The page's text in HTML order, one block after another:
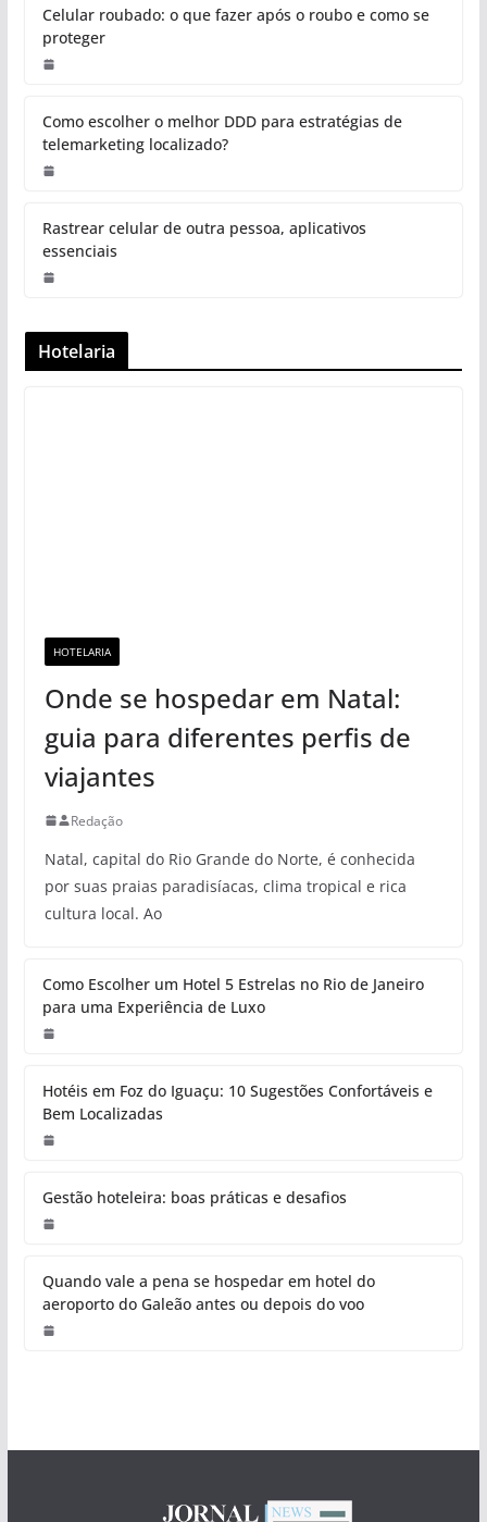
Celular roubado: o que fazer após o roubo e como se
proteger
Como escolher o melhor DDD para estratégias de
telemarketing localizado?
Rastrear celular de outra pessoa, aplicativos
essenciais
Hotelaria
HOTELARIA
Onde se hospedar em Natal:
guia para diferentes perfis de
viajantes
Redação
Natal, capital do Rio Grande do Norte, é conhecida
por suas praias paradisíacas, clima tropical e rica
cultura local. Ao
Como Escolher um Hotel 5 Estrelas no Rio de Janeiro
para uma Experiência de Luxo
Hotéis em Foz do Iguaçu: 10 Sugestões Confortáveis e
Bem Localizadas
Gestão hoteleira: boas práticas e desafios
Quando vale a pena se hospedar em hotel do
aeroporto do Galeão antes ou depois do voo